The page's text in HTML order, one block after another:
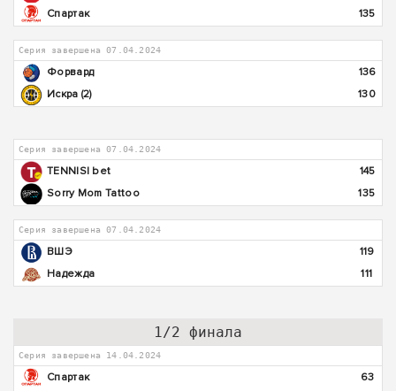
Спартак
135
Серия завершена 07.04.2024
Форвард
136
Искра (2)
130
Серия завершена 07.04.2024
TENNISI bet
145
Sorry Mom Tattoo
135
Серия завершена 07.04.2024
ВШЭ
119
Надежда
111
1/2 финала
Серия завершена 14.04.2024
Спартак
63